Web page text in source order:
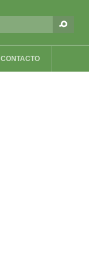
CONTACTO